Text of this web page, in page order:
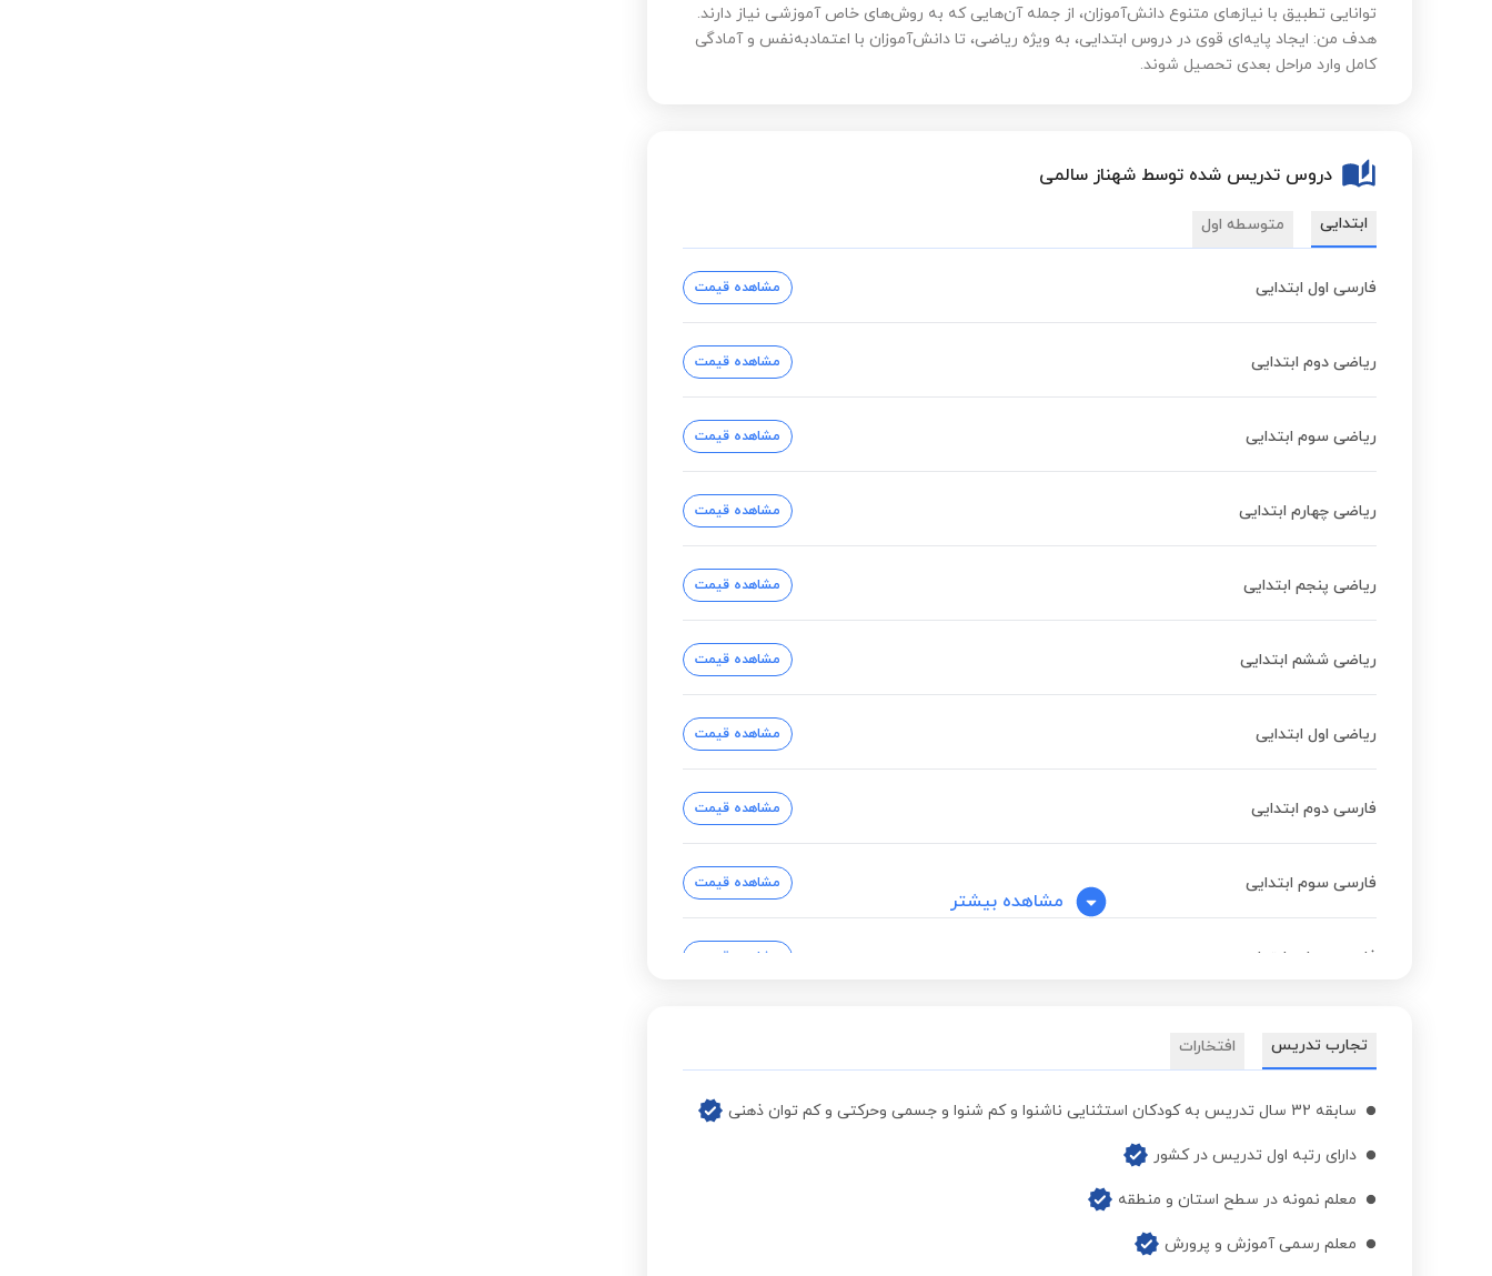
توانایی تطبیق با نیازهای متنوع دانش‌آموزان، از جمله آن‌هایی که به روش‌های خاص آموزشی نیاز دارند.
هدف من: ایجاد پایه‌ای قوی در دروس ابتدایی، به ویژه ریاضی، تا دانش‌آموزان با اعتمادبه‌نفس و آمادگی
کامل وارد مراحل بعدی تحصیل شوند.
دروس تدریس شده توسط شهناز سالمی
ابتدایی متوسطه اول
فارسی اول ابتدایی مشاهده قیمت
ریاضی دوم ابتدایی مشاهده قیمت
ریاضی سوم ابتدایی مشاهده قیمت
ریاضی چهارم ابتدایی مشاهده قیمت
ریاضی پنجم ابتدایی مشاهده قیمت
ریاضی ششم ابتدایی مشاهده قیمت
ریاضی اول ابتدایی مشاهده قیمت
فارسی دوم ابتدایی مشاهده قیمت
فارسی سوم ابتدایی مشاهده قیمت
فارسی چهارم ابتدایی مشاهده قیمت
فارسی ششم ابتدایی مشاهده قیمت
نگارش فارسی دوم ابتدایی
مشاهده بیشتر
تجارب تدریس افتخارات
سابقه 32 سال تدریس به کودکان استثنایی ناشنوا و کم شنوا و جسمی وحرکتی و کم توان ذهنی
دارای رتبه اول تدریس در کشور
معلم نمونه در سطح استان و منطقه
معلم رسمی آموزش و پرورش